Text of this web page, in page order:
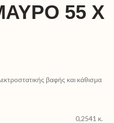
55 X
βαφής και κάθισμα
0,2541 κ.